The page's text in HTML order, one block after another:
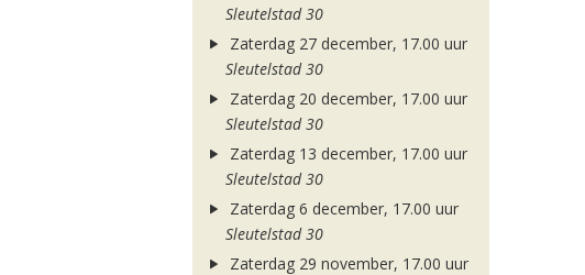
Sleutelstad 30
Zaterdag 27 december, 17.00 uur
Sleutelstad 30
Zaterdag 20 december, 17.00 uur
Sleutelstad 30
Zaterdag 13 december, 17.00 uur
Sleutelstad 30
Zaterdag 6 december, 17.00 uur
Sleutelstad 30
Zaterdag 29 november, 17.00 uur